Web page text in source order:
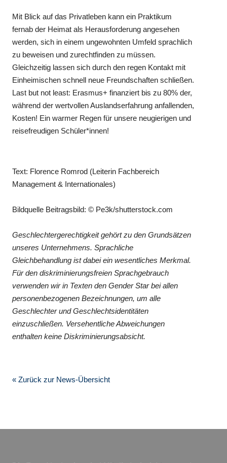
Mit Blick auf das Privatleben kann ein Praktikum
fernab der Heimat als Herausforderung angesehen
werden, sich in einem ungewohnten Umfeld sprachlich
zu beweisen und zurechtfinden zu müssen.
Gleichzeitig lassen sich durch den regen Kontakt mit
Einheimischen schnell neue Freundschaften schließen.
Last but not least: Erasmus+ finanziert bis zu 80% der,
während der wertvollen Auslandserfahrung anfallenden,
Kosten! Ein warmer Regen für unsere neugierigen und
reisefreudigen Schüler*innen!
Text: Florence Romrod (Leiterin Fachbereich
Management & Internationales)
Bildquelle Beitragsbild: © Pe3k/shutterstock.com
Geschlechtergerechtigkeit gehört zu den Grundsätzen
unseres Unternehmens. Sprachliche
Gleichbehandlung ist dabei ein wesentliches Merkmal.
Für den diskriminierungsfreien Sprachgebrauch
verwenden wir in Texten den Gender Star bei allen
personenbezogenen Bezeichnungen, um alle
Geschlechter und Geschlechtsidentitäten
einzuschließen. Versehentliche Abweichungen
enthalten keine Diskriminierungsabsicht.
« Zurück zur News-Übersicht